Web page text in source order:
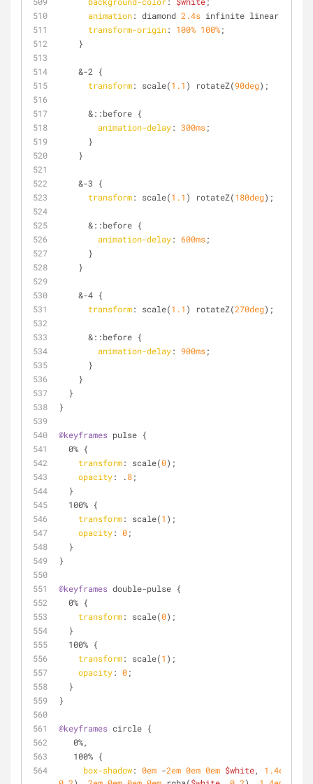
animation: diamond 2.4s infinite linear both;
transform-origin: 100% 100%;
    }
    &-2 {
transform: scale(1.1 ) rotateZ(90deg);
      &
::before {
animation-delay: 300ms;
      }
    }
    &-3 {
transform: scale(1.1 ) rotateZ(180deg);
      &
::before {
animation-delay: 600ms;
      }
    }
    &-4 {
transform: scale(1.1 ) rotateZ(270deg);
      &
::before {
animation-delay: 900ms;
      }
    }
  }
}
@keyframes pulse {
  0% {
transform: scale(0);
opacity: .8;
  }
  100% {
transform: scale(1 );
opacity: 0;
  }
}
@keyframes double-pulse {
  0% {
transform: scale(0);
  }
  100% {
transform: scale(1 );
opacity: 0;
  }
}
@keyframes circle {
   0%,
   100% {
box-shadow: 0em -2em 0em 0em $white, 1.4em